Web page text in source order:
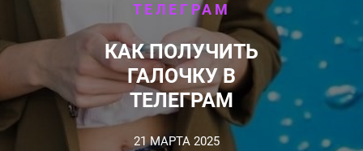
ТЕЛЕГРАМ
КАК ПОЛУЧИТЬ
ГАЛОЧКУ В
ТЕЛЕГРАМ
21 МАРТА 2025